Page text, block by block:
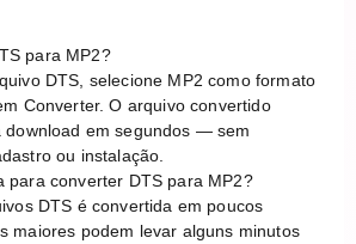
para MP2?
DTS, selecione MP2 como formato
Converter. O arquivo convertido
download em segundos — sem
ou instalação.
para converter DTS para MP2?
DTS é convertida em poucos
maiores podem levar alguns minutos